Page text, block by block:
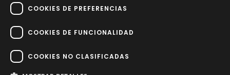
Factory Sport 2023© – Todos los derechos reservados | Hecho por
Impulsoh Performance Marketing
COOKIES DE PREFERENCIAS
COOKIES DE FUNCIONALIDAD
COOKIES NO CLASIFICADAS